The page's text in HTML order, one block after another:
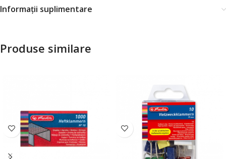
Informații suplimentare
Produse similare